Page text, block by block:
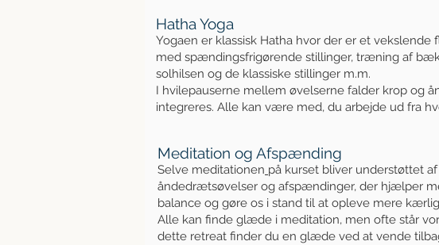
Hatha Yoga
Yogaen er klassisk Hatha hvor der er et
med spændingsfrigørende stillinger, træning af
solhilsen og de klassiske stillinger m.m.
I hvilepauserne mellem øvelserne falder krop og
integreres. Alle kan være med, du arbejde ud fra
Meditation og Afspænding
Selve meditationen på kurset bliver understøttet
åndedrætsøvelser og afspændinger, der hjælper
balance og gøre os i stand til at opleve mere
Alle kan finde glæde i meditation, men ofte står
dette retreat finder du en glæde ved at vende